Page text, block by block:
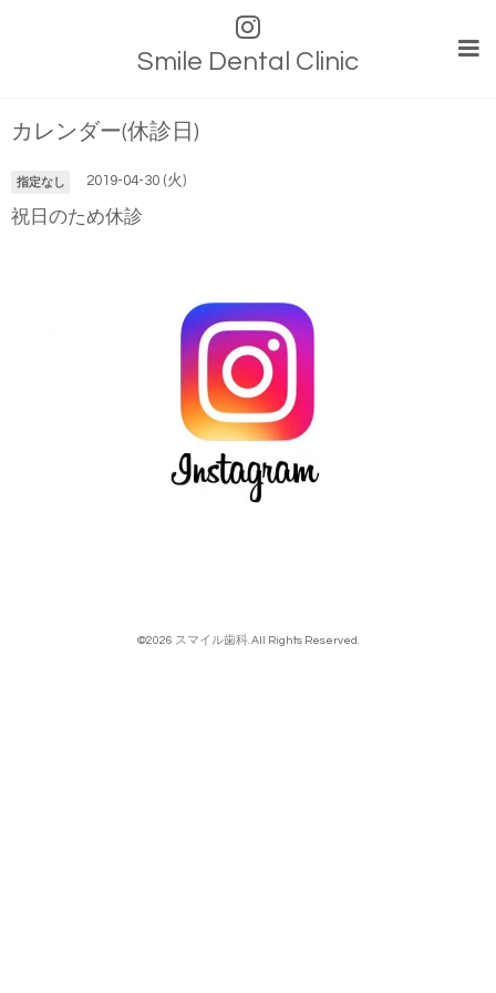
Smile Dental Clinic
カレンダー(休診日)
指定なし 2019-04-30 (火)
祝日のため休診
©2026 スマイル歯科 . All Rights Reserved.